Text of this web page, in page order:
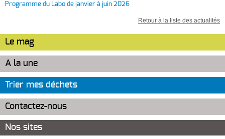
Programme du Labo de janvier à juin 2026
Retour à la liste des actualités
Le mag
A la une
Trier mes déchets
Contactez-nous
Nos sites